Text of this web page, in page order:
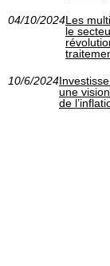
04/10/2024Les
le
10/6/2024
une
de